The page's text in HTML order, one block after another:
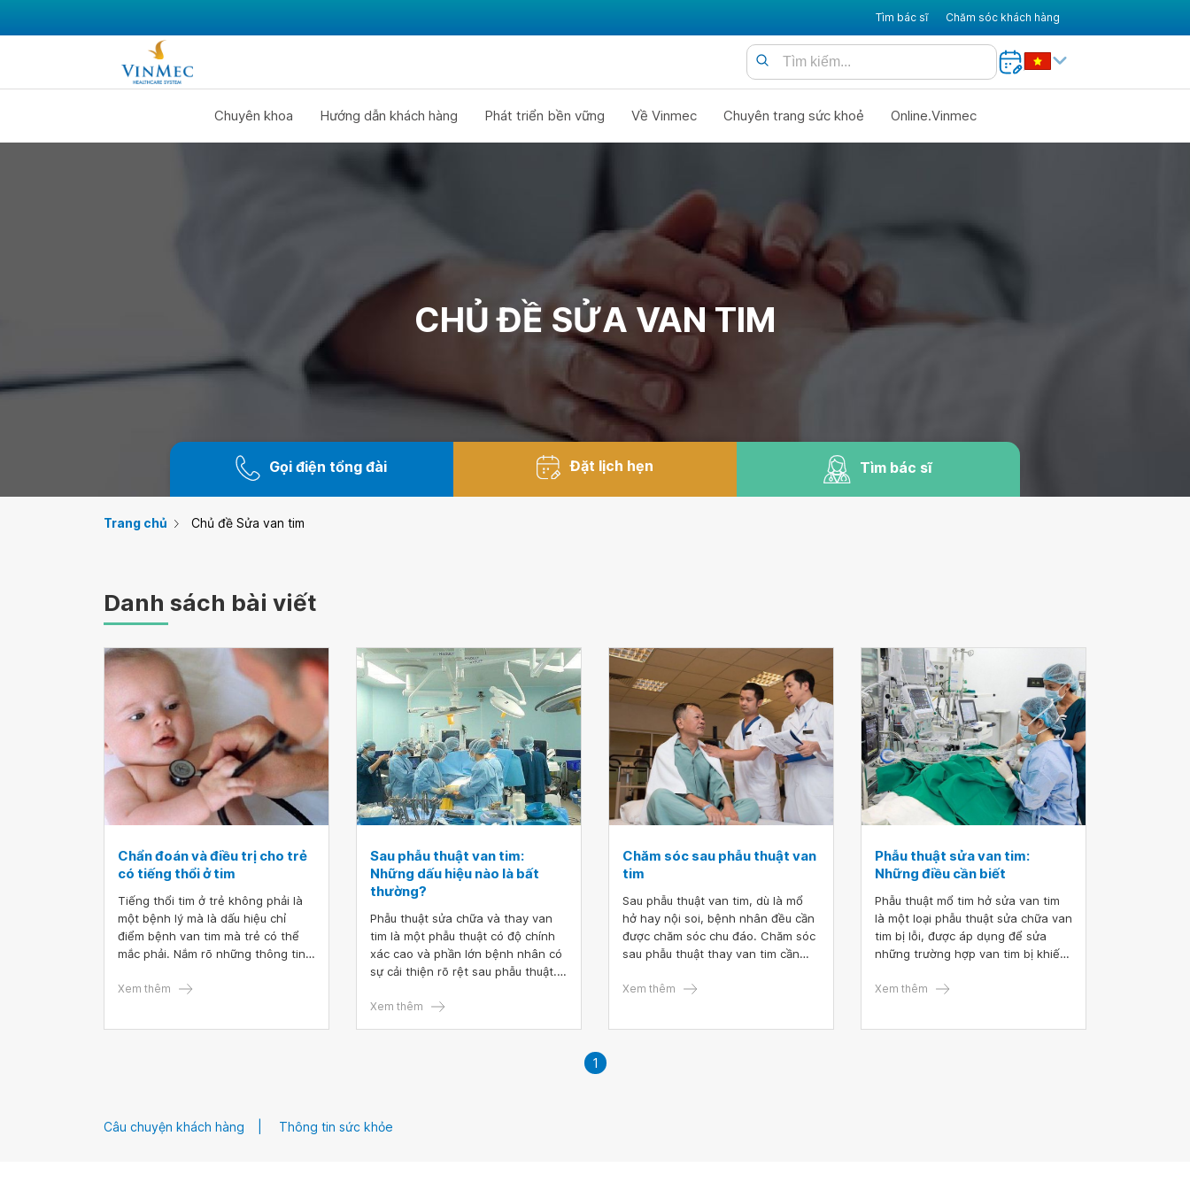
Tìm bác sĩ Chăm sóc khách hàng
Chuyên khoa Hướng dẫn khách hàng Phát triển bền vững Về Vinmec Chuyên trang sức khoẻ Online.Vinmec
CHỦ ĐỀ SỬA VAN TIM
Gọi điện tổng đài Đặt lịch hẹn Tìm bác sĩ
Trang chủ Chủ đề Sửa van tim
Danh sách bài viết
Chẩn đoán và điều trị cho trẻ
có tiếng thổi ở tim
Tiếng thổi tim ở trẻ không phải là
một bệnh lý mà là dấu hiệu chỉ
điểm bệnh van tim mà trẻ có thể
mắc phải. Nắm rõ những thông tin
hiệu để có thể sớm nhận diện bệnh
Xem thêm
Sau phẫu thuật van tim:
Những dấu hiệu nào là bất
thường?
Phẫu thuật sửa chữa và thay van
tim là một phẫu thuật có độ chính
xác cao và phần lớn bệnh nhân có
sự cải thiện rõ rệt sau phẫu thuật.
khả năng gặp biến chứng như rối
Xem thêm
Chăm sóc sau phẫu thuật van
tim
Sau phẫu thuật van tim, dù là mổ
hở hay nội soi, bệnh nhân đều cần
được chăm sóc chu đáo. Chăm sóc
sau phẫu thuật thay van tim cần
nhàng để chóng phục hồi, thăm
Xem thêm
Phẫu thuật sửa van tim:
Những điều cần biết
Phẫu thuật mổ tim hở sửa van tim
là một loại phẫu thuật sửa chữa van
tim bị lỗi, được áp dụng để sửa
những trường hợp van tim bị khiếm
trào ngược, rò rỉ.
Xem thêm
1
Câu chuyện khách hàng Thông tin sức khỏe